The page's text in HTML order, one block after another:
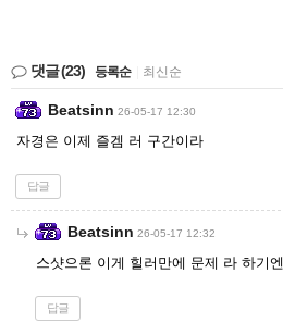
댓글(23) 등록순 최신순
Beatsinn 26-05-17 12:30
자경은 이제 즐겜 러 구간이라
답글
Beatsinn 26-05-17 12:32
스샷으론 이게 힐러만에 문제 라 하기엔
답글